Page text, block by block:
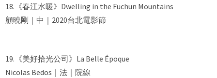
18.《春江水暖》Dwelling in the Fuchun Mountains
顧曉剛｜中｜2020台北電影節
19.《美好拾光公司》La Belle Époque
Nicolas Bedos｜法｜院線